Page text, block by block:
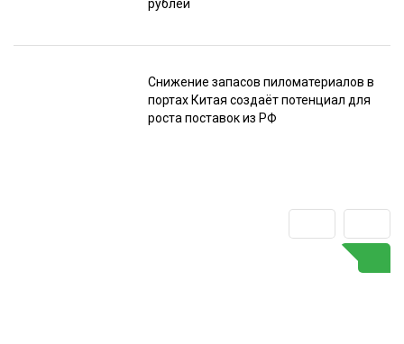
рублей
Снижение запасов пиломатериалов в
портах Китая создаёт потенциал для
роста поставок из РФ